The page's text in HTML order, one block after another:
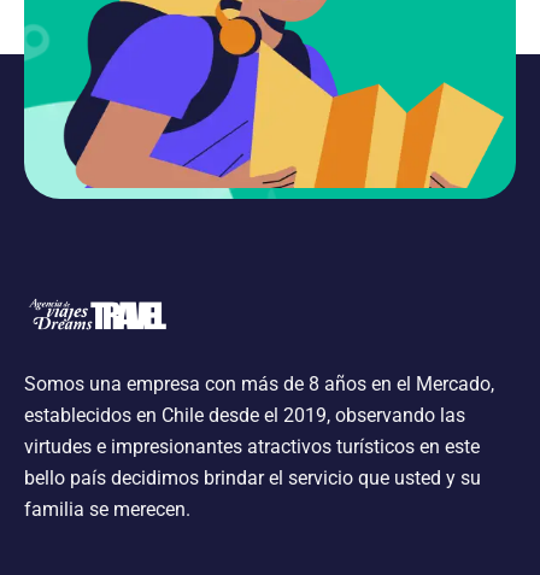
Somos una empresa con más de 8 años en el Mercado,
establecidos en Chile desde el 2019, observando las
virtudes e impresionantes atractivos turísticos en este
bello país decidimos brindar el servicio que usted y su
familia se merecen.